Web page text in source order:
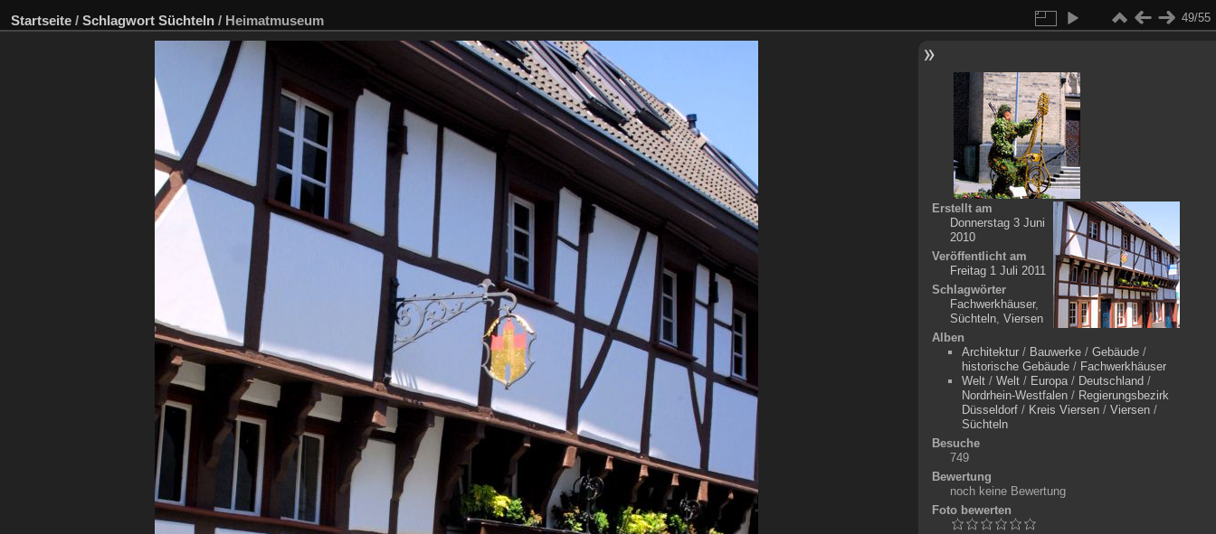
Startseite / Schlagwort Süchteln / Heimatmuseum 49/55
Erstellt am
Donnerstag 3 Juni
2010
Veröffentlicht am
Freitag 1 Juli 2011
Schlagwörter
Fachwerkhäuser,
Süchteln, Viersen
Alben
Architektur/ Bauwerke/ Gebäude/
historische Gebäude/ Fachwerkhäuser
Welt/ Welt/ Europa/ Deutschland /
Nordrhein-Westfalen/ Regierungsbezirk
Düsseldorf/ Kreis Viersen/ Viersen/
Süchteln
Besuche
749
Bewertung
noch keine Bewertung
Foto bewerten